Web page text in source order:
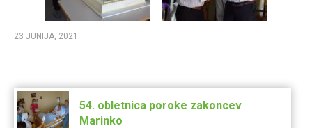
23 JUNIJA, 2021
Post
navigation
54. obletnica poroke zakoncev
Marinko